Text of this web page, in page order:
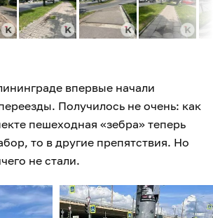
впервые начали
Получилось не очень: как
пешеходная «зебра» теперь
то в другие препятствия. Но
не стали.